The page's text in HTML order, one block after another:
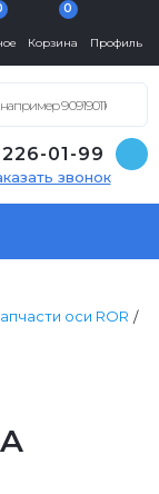
Корзина
0
Профиль
01-99
звонок
оси ROR